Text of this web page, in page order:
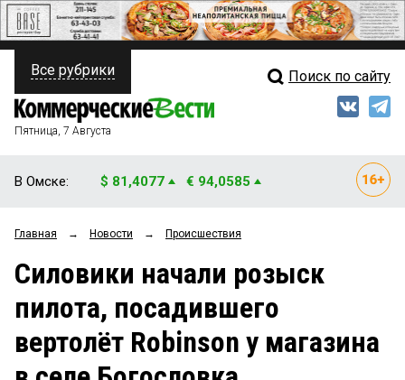
ПОЛИТИКА
ФИНАНСЫ
ОБЩЕСТВО
ЗАКОН
НОВОСТИ КОМПАНИЙ
Свежий выпуск
Мнения
Рейтинги
Блоги
Архив
Все рубрики Поиск по сайту
Пятница, 7 Августа
В Омске: $ 81,4077 € 94,0585
Главная → Новости → Происшествия
Силовики начали розыск
пилота, посадившего
вертолёт Robinson у магазина